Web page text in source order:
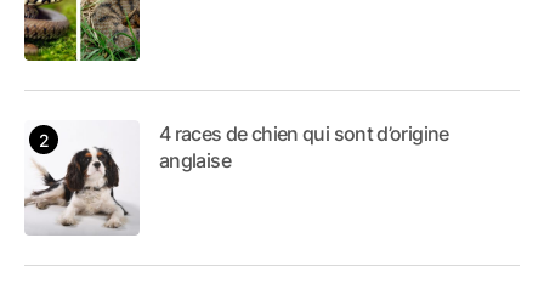
4 races de chien qui sont d’origine
anglaise